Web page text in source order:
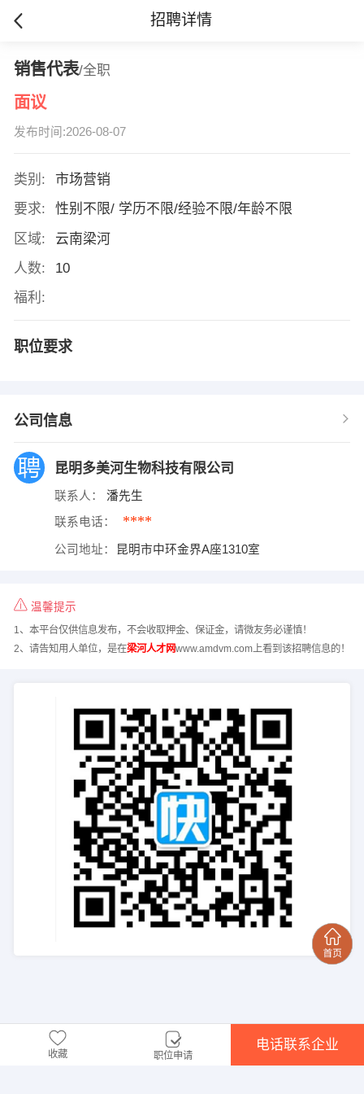
招聘详情
销售代表/全职
面议
发布时间:2026-08-07
类别:
市场营销
要求:
性别不限/ 学历不限/经验不限/年龄不限
区域:
云南梁河
人数:
10
福利:
职位要求
公司信息
昆明多美河生物科技有限公司
联系人： 潘先生
联系电话： ****
公司地址： 昆明市中环金界A座1310室
温馨提示
1、本平台仅供信息发布，不会收取押金、保证金，请微友务必谨慎！
2、请告知用人单位，是在梁河人才网www.amdvm.com上看到该招聘信息的！
收藏 职位申请
电话联系企业